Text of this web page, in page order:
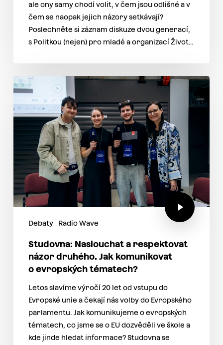
ale ony samy chodí volit, v čem jsou odlišné a v
čem se naopak jejich názory setkávají?
Poslechněte si záznam diskuze dvou generací,
s Politkou (nejen) pro mladé a organizací Život…
Debaty Radio Wave
Studovna: Naslouchat a respektovat
názor druhého. Jak komunikovat
o evropských tématech?
Letos slavíme výročí 20 let od vstupu do
Evropské unie a čekají nás volby do Evropského
parlamentu. Jak komunikujeme o evropských
tématech, co jsme se o EU dozvěděli ve škole a
kde jinde hledat informace? Studovna se